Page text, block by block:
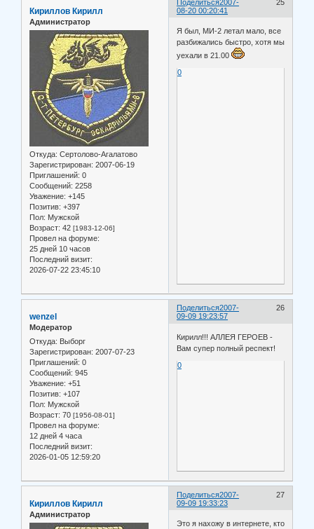
Поделиться 25
2007-
08-20 00:20:41
Кириллов Кирилл
Администратор
Откуда: Сертолово-Агалатово
Зарегистрирован: 2007-06-19
Приглашений: 0
Сообщений: 2258
Уважение: +145
Позитив: +397
Пол: Мужской
Возраст: 42 [1983-12-06]
Провел на форуме:
25 дней 10 часов
Последний визит:
2026-07-22 23:45:10
Я был, МИ-2 летал мало, все
разбижались быстро, хотя мы
уехали в 21.00
0
Поделиться 26
2007-
09-09 19:23:57
wenzel
Модератор
Откуда: Выборг
Зарегистрирован: 2007-07-23
Приглашений: 0
Сообщений: 945
Уважение: +51
Позитив: +107
Пол: Мужской
Возраст: 70 [1956-08-01]
Провел на форуме:
12 дней 4 часа
Последний визит:
2026-01-05 12:59:20
Кирилл!!! АЛЛЕЯ ГЕРОЕВ -
Вам супер полный респект!
0
Поделиться 27
2007-
09-09 19:33:23
Кириллов Кирилл
Администратор
Это я нахожу в интернете, кто